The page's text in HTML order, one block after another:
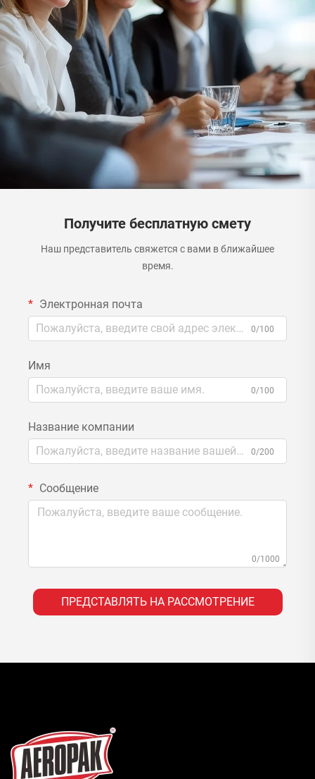
Получите бесплатную смету
Наш представитель свяжется с вами в ближайшее
время.
Электронная почта
0/100
Имя
0/100
Название компании
0/200
Сообщение
0/1000
ПРЕДСТАВЛЯТЬ НА РАССМОТРЕНИЕ